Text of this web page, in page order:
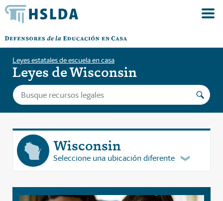
Leyes estatales de escuela en casa
Leyes de Wisconsin
Wisconsin
Seleccione una ubicación diferente